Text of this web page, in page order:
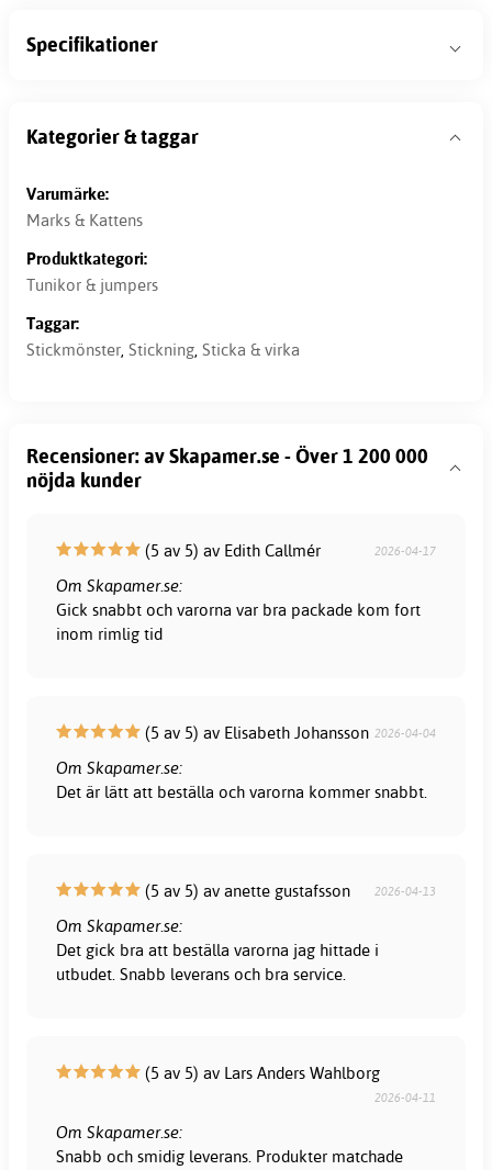
Specifikationer
Kategorier & taggar
Varumärke:
Marks & Kattens
Produktkategori:
Tunikor & jumpers
Taggar:
Stickmönster, Stickning, Sticka & virka
Recensioner: av Skapamer.se - Över 1 200 000
nöjda kunder
(5 av 5) av Edith Callmér 2026-04-17
Om Skapamer.se:
Gick snabbt och varorna var bra packade kom fort
inom rimlig tid
(5 av 5) av Elisabeth Johansson 2026-04-04
Om Skapamer.se:
Det är lätt att beställa och varorna kommer snabbt.
(5 av 5) av anette gustafsson 2026-04-13
Om Skapamer.se:
Det gick bra att beställa varorna jag hittade i
utbudet. Snabb leverans och bra service.
(5 av 5) av Lars Anders Wahlborg
2026-04-11
Om Skapamer.se:
Snabb och smidig leverans. Produkter matchade